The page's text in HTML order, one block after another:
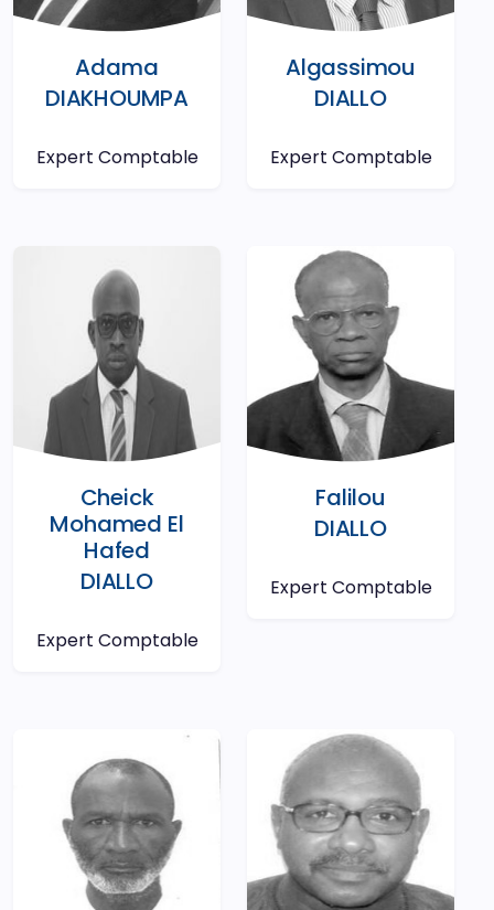
Adama
DIAKHOUMPA
Expert Comptable
Algassimou
DIALLO
Expert Comptable
Cheick
Mohamed El
Hafed
DIALLO
Expert Comptable
Falilou
DIALLO
Expert Comptable